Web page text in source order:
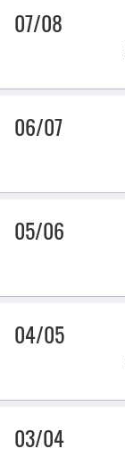
07/08
06/07
05/06
04/05
03/04